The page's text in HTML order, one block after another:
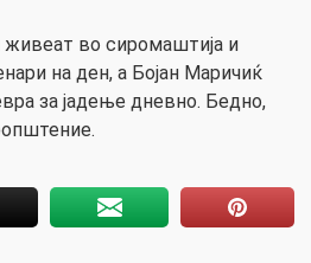
живеат во сиромаштија и
на ден, а Бојан Маричиќ
за јадење дневно. Бедно,